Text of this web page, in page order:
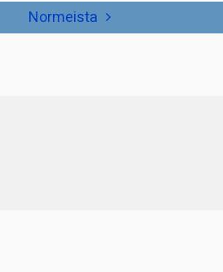
Normeista